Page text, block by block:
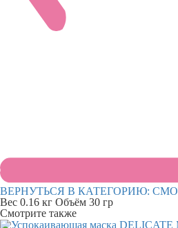
ВЕРНУТЬСЯ В КАТЕГОРИЮ:
Вес 0.16 кг Объём 30 гр
Смотрите также